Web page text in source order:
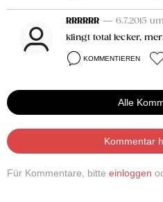
RRRRRR — 6.7.2015 um
klingt total lecker,
KOMMENTIEREN
Alle
Kommentar
Für Kommentare, bitte einloggen